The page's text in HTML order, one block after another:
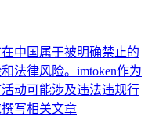
中国属于被明确禁止的
法律风险。imtoken作为
动可能涉及违法违规行
写相关文章